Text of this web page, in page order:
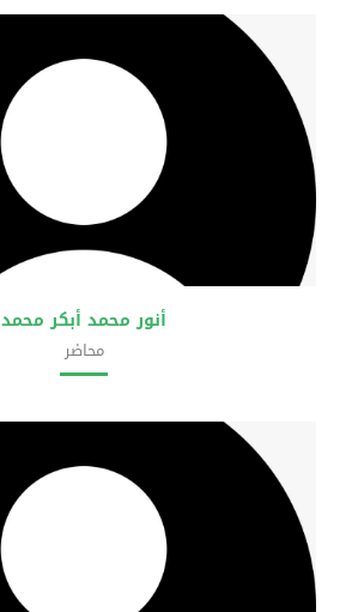
أنور محمد أبكر محمد
محاضر